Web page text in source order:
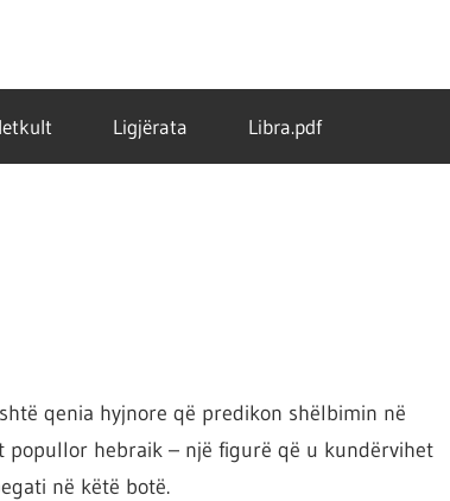
Ligjërata Libra.pdf
qenia hyjnore që predikon shëlbimin në
popullor hebraik – një figurë që u kundërvihet
në këtë botë.